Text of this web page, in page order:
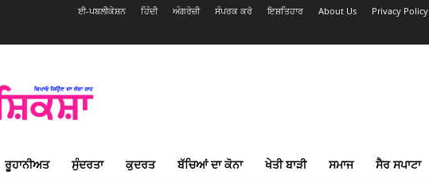
ਈ-ਪਬਲੀਕੇਸ਼ਨ ਹਿੰਦੀ ਅੰਗਰੇਜ਼ੀ ਸੰਪਰਕ ਕਰੋ ਇਸ਼ਤਿਹਾਰ About Us Privacy Policy
ਰੂਹਾਨੀਅਤ ਸੁੰਦਰਤਾ ਕੁਦਰਤ ਬੱਚਿਆਂ ਦਾ ਕੋਨਾ ਖੇਤੀ ਬਾੜੀ ਸਮਾਜ ਸੈਰ ਸਪਾਟਾ